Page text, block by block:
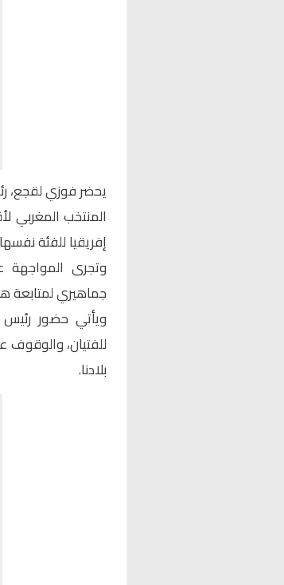
يحضرفوزي لقجع،
إفريقيا للفئة
وتجرى
جماهيري لمتابعة
ويأتي حضور رئيس
للفتيان، والوقوف
بلادنا.